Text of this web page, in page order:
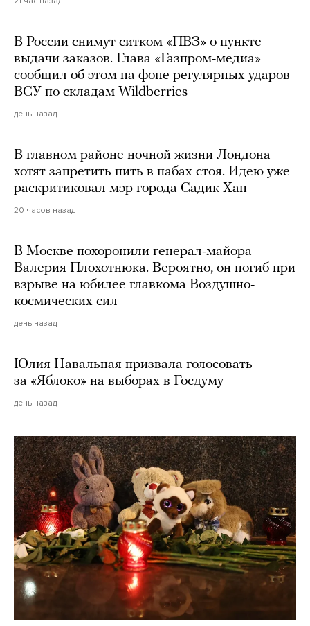
В России снимут ситком «ПВЗ» о пункте
выдачи заказов. Глава «Газпром-медиа»
сообщил об этом на фоне регулярных ударов
ВСУ по складам Wildberries
день назад
В главном районе ночной жизни Лондона
хотят запретить пить в пабах стоя. Идею уже
раскритиковал мэр города Садик Хан
20 часов назад
В Москве похоронили генерал-майора
Валерия Плохотнюка. Вероятно, он погиб при
взрыве на юбилее главкома Воздушно-
космических сил
день назад
Юлия Навальная призвала голосовать
за «Яблоко» на выборах в Госдуму
день назад